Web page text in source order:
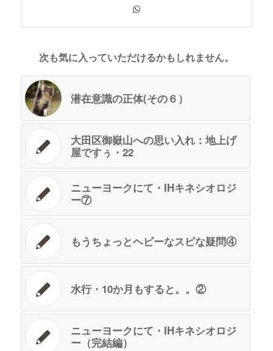
次も気に入っていただけるかもしれません。
潜在意識の正体(その６）
大田区御嶽山への思い入れ：地上げ
屋ですぅ・22
ニューヨークにて・IHキネシオロジ
ー⑦
もうちょっとヘビーなスピな疑問④
水行・10か月もすると。。②
ニューヨークにて・IHキネシオロジ
ー（完結編）